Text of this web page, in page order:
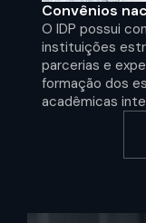
Convênios
O IDP possui
instituições
parcerias e
formação dos
acadêmicas